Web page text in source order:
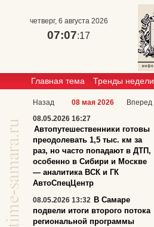
четверг, 6 августа 2026
07:07:18
Главная тема Тренды недели
Назад 08 мая 2026
Вперед
08.05.2026 16:27
Автопутешественники готовы
преодолевать 1,5 тыс. км за
раз, но часто попадают в ДТП,
особенно в Сибири и Москве
— аналитика ВСК и ГК
АвтоСпецЦентр
08.05.2026 13:32 В Самаре
подвели итоги второго потока
региональной программы